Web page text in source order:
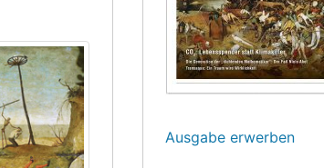
Ausgabe erwerben